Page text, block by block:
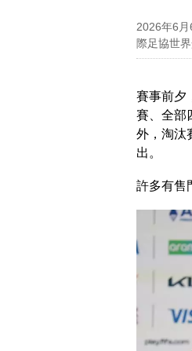
2026年6
際足協世
賽事前夕
賽、全部
外，淘汰
出。
許多有售